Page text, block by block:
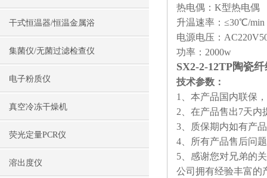
干式恒温器/恒温金属浴
集菌仪/无菌过滤检查仪
电子粉质仪
真空冷冻干燥机
荧光定量PCR仪
溶出度仪
热电偶：K型热电偶
升温速率：≤30℃/min
电源电压：
功率：2000w
SX2-2-12TP陶瓷
技术参数：
1、本产品国内联保
2、在产品售出7天
3、质保期内如有产
4、所有产品售后问
5、感谢您对兄弟的
公司拥有经验丰富的